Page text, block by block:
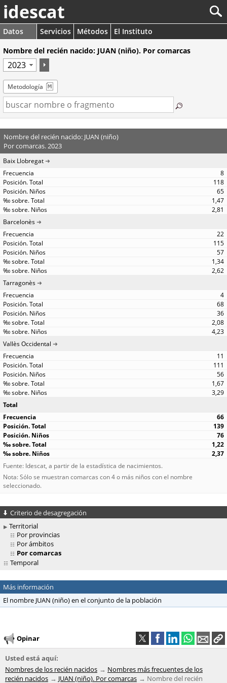
idescat
Datos Servicios Métodos
El Instituto
Nombre del recién nacido: JUAN (niño). Por comarcas
Metodología
Nombre del recién nacido: JUAN (niño)
Por comarcas. 2023
Baix Llobregat
8
118
65
1,47
2,81
Barcelonès
22
115
57
1,34
2,62
Tarragonès
4
68
36
2,08
4,23
Vallès Occidental
11
111
56
1,67
3,29
Total
66
139
76
1,22
2,37
Fuente: Idescat, a partir de la estadística de nacimientos.
Nota: Sólo se muestran comarcas con 4 o más niños con el nombre
seleccionado.
Criterio de desagregación
Territorial
Por provincias
Por ámbitos
Por comarcas
Temporal
Más información
El nombre JUAN (niño) en el conjunto de la población
Opinar
Usted está aquí:
Nombres de los recién nacidos
Nombres más frecuentes de los
recién nacidos
JUAN (niño). Por comarcas Nombre del recién